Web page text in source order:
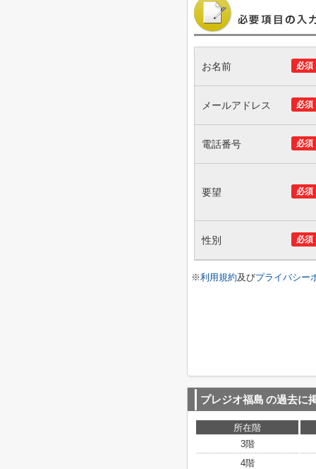
必須
お名前
必須
メールアドレス
必須
電話番号
必須
要望
必須
性別
※利用規約及びプライバシー
プレジオ福島 の過去に
所在階
3階
4階